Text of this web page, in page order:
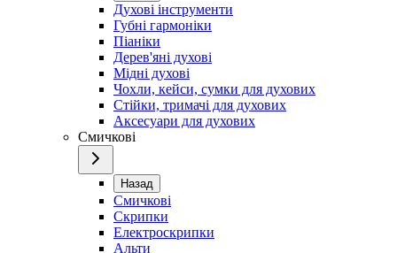
Духові інструменти
Губні гармоніки
Піаніки
Дерев'яні духові
Мідні духові
Чохли, кейси, сумки для духових
Стійки, тримачі для духових
Аксесуари для духових
Смичкові
Назад
Смичкові
Скрипки
Електроскрипки
Альти